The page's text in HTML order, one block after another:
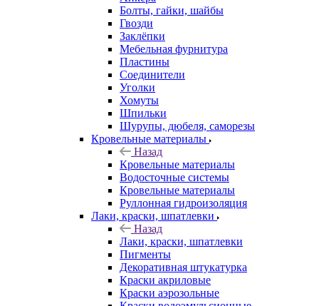
Болты, гайки, шайбы
Гвозди
Заклёпки
Мебельная фурнитура
Пластины
Соединители
Уголки
Хомуты
Шпильки
Шурупы, дюбеля, саморезы
Кровельные материалы
Назад
Кровельные материалы
Водосточные системы
Кровельные материалы
Руллонная гидроизоляция
Лаки, краски, шпатлевки
Назад
Лаки, краски, шпатлевки
Пигменты
Декоративная штукатурка
Краски акриловые
Краски аэрозольные